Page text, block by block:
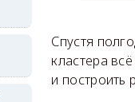
Спустя
кластера
и построить